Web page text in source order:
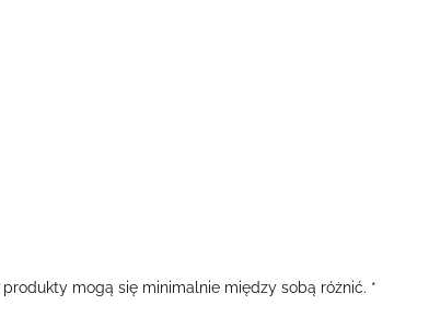
mogą się minimalnie między sobą różnić. *